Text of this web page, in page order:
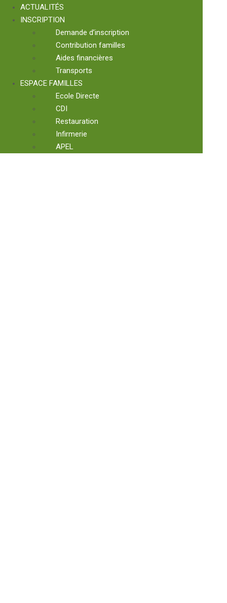
ACTUALITÉS
INSCRIPTION
Demande d’inscription
Contribution familles
Aides financières
Transports
ESPACE FAMILLES
Ecole Directe
CDI
Restauration
Infirmerie
APEL